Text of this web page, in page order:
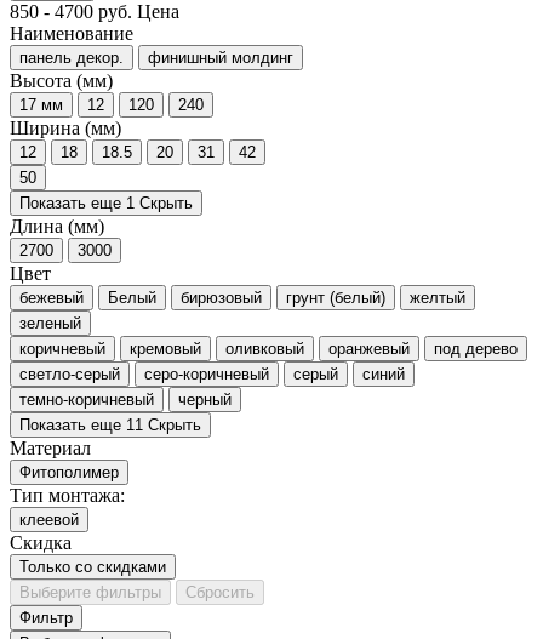
850 - 4700 руб. Цена
Наименование
панель декор. финишный молдинг
Высота (мм)
17 мм 12 120 240
Ширина (мм)
12 18 18.5 20 31
42
50
Показать еще 1 Скрыть
Длина (мм)
2700 3000
Цвет
бежевый Белый бирюзовый грунт (белый)
желтый
зеленый
коричневый
кремовый оливковый оранжевый
под дерево
светло-серый
серо-коричневый серый
синий
темно-коричневый
черный
Показать еще 11 Скрыть
Материал
Фитополимер
Тип монтажа:
клеевой
Скидка
Только со cкидками
Выберите фильтры
Сбросить
Фильтр